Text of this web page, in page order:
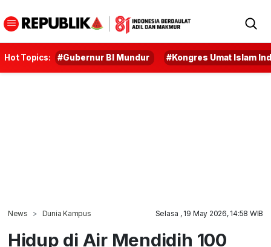
Hot Topics: #Gubernur BI Mundur #Kongres Umat Islam
News Dunia Kampus Selasa , 19 May 2026, 14:58 WIB
Hidup di Air Mendidih 100